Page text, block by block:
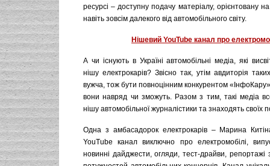
ресурсі – доступну подачу матеріалу, орієнтовану
навіть зовсім далекого від автомобільного світу.
Нішевий YouTube канал про
А чи існують в Україні автомобільні медіа, які
нішу електрокарів? Звісно так, утім авдиторія
вужча, тож бути повноцінним конкурентом
вони навряд чи зможуть. Разом з тим, такі медіа
нішу автомобільної журналістики та знаходять своїх
Одна з амбасадорок електрокарів – Марина
YouTube канал виключно про електромобілі,
новинні дайджести, огляди, тест-драйви, репортажі